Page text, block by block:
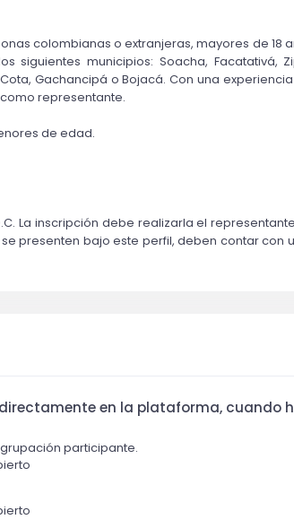
colombianas o extranjeras, mayores de 18
siguientes municipios: Soacha, Facatativá,
Gachancipá o Bojacá. Con una
representante.
de edad.
La inscripción debe realizarla el
presenten bajo este perfil, deben contar con
en la plataforma, cuando
participante.